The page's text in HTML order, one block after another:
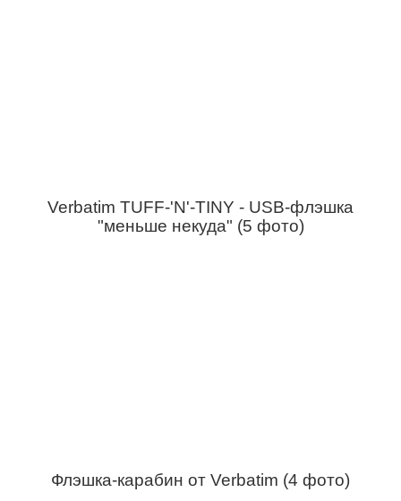
Verbatim TUFF-'N'-TINY - USB-флэшка
"меньше некуда" (5 фото)
Флэшка-карабин от Verbatim (4 фото)